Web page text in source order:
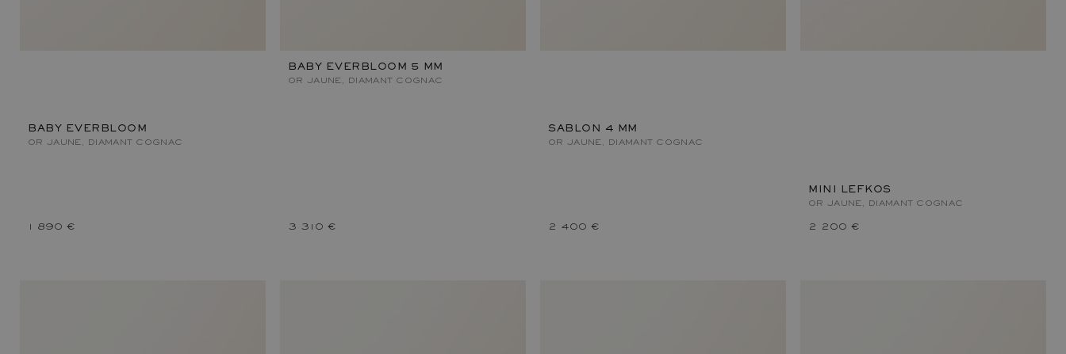
BABY EVERBLOOM
OR JAUNE, DIAMANT COGNAC
1 890 €
BABY EVERBLOOM 5 MM
OR JAUNE, DIAMANT COGNAC
3 310 €
SABLON 4 MM
OR JAUNE, DIAMANT COGNAC
2 400 €
MINI LEFKOS
OR JAUNE, DIAMANT COGNAC
2 200 €